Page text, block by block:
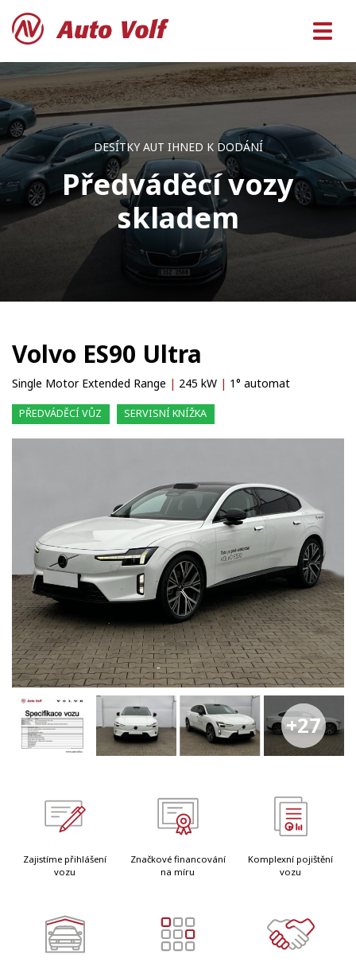
DESÍTKY AUT IHNED K DODÁNÍ
Předváděcí vozy
skladem
Volvo ES90 Ultra
Single Motor Extended Range | 245 kW | 1° automat
PŘEDVÁDĚCÍ VŮZ SERVISNÍ KNÍŽKA
+27
Zajistíme přihlášení
vozu
Značkové financování
na míru
Komplexní pojištění
vozu